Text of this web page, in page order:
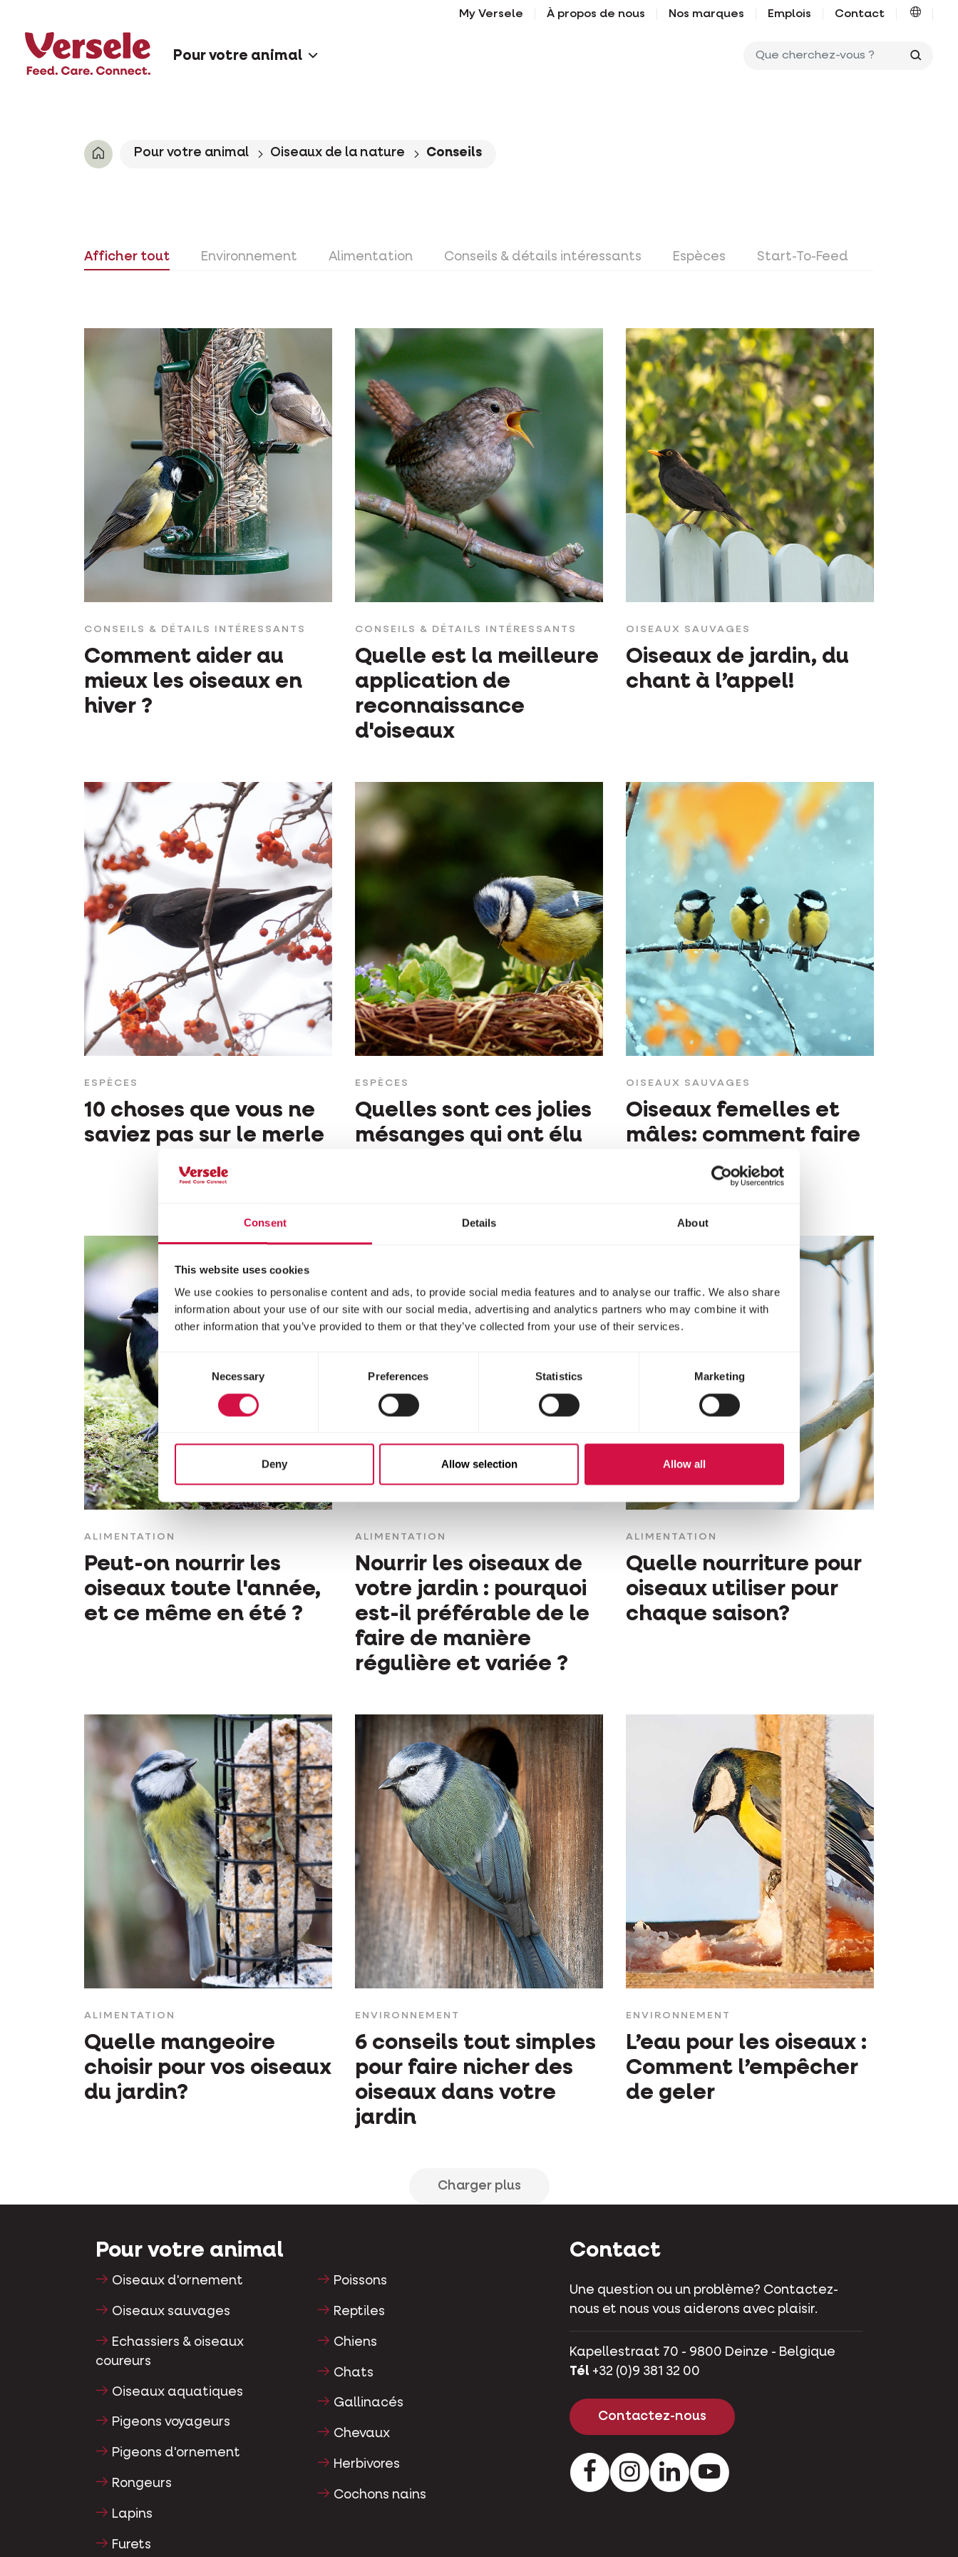
Consent Details About
This website uses cookies
We use cookies to personalise content and ads, to provide social media features and to analyse our traffic. We also share
information about your use of our site with our social media, advertising and analytics partners who may combine it with
other information that you’ve provided to them or that they’ve collected from your use of their services.
Selection
Necessary Preferences Statistics Marketing
Deny Allow selection Allow all
My Versele À propos de nous Nos marques Emplois Contact
Pour votre animal
Pour votre animal Oiseaux de la nature Conseils
Afficher tout Environnement Alimentation Conseils & détails intéressants Espèces Start-To-Feed
CONSEILS & DÉTAILS INTÉRESSANTS
Comment aider au
mieux les oiseaux en
hiver ?
CONSEILS & DÉTAILS INTÉRESSANTS
Quelle est la meilleure
application de
reconnaissance
d'oiseaux
OISEAUX SAUVAGES
Oiseaux de jardin, du
chant à l’appel!
ESPÈCES
10 choses que vous ne
saviez pas sur le merle
ESPÈCES
Quelles sont ces jolies
mésanges qui ont élu
OISEAUX SAUVAGES
Oiseaux femelles et
mâles: comment faire
la différence ?
ALIMENTATION
Peut-on nourrir les
oiseaux toute l'année,
et ce même en été ?
ALIMENTATION
Nourrir les oiseaux de
votre jardin : pourquoi
est-il préférable de le
faire de manière
régulière et variée ?
ALIMENTATION
Quelle nourriture pour
oiseaux utiliser pour
chaque saison?
ALIMENTATION
Quelle mangeoire
choisir pour vos oiseaux
du jardin?
ENVIRONNEMENT
6 conseils tout simples
pour faire nicher des
oiseaux dans votre
jardin
ENVIRONNEMENT
L’eau pour les oiseaux :
Comment l’empêcher
de geler
Charger plus
Pour votre animal
Oiseaux d'ornement
Oiseaux sauvages
Echassiers & oiseaux
coureurs
Oiseaux aquatiques
Pigeons voyageurs
Pigeons d'ornement
Rongeurs
Lapins
Furets
Poissons
Reptiles
Chiens
Chats
Gallinacés
Chevaux
Herbivores
Cochons nains
Contact
Une question ou un problème? Contactez-
nous et nous vous aiderons avec plaisir.
Kapellestraat 70 - 9800 Deinze - Belgique
Tél +32 (0)9 381 32 00
Contactez-nous
FacebookInstagramLinkedInYoutube